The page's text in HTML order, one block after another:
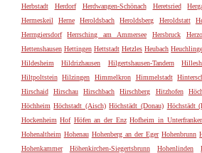
Herbstadt
Herdorf Herdwangen-Schönach Heretsried
Hermeskeil
Herne Heroldsbach Heroldsberg Heroldstatt
Herrngiersdorf
Herrsching am Ammersee Hersbruck
Hettenshausen Hettingen Hettstadt Hetzles Heubach
Hildesheim
Hildrizhausen Hilgertshausen-Tandern
Hiltpoltstein
Hilzingen Himmelkron Himmelstadt
Hirschaid
Hirschau Hirschbach Hirschberg Hitzhofen
Höchheim Höchstadt (Aisch) Höchstädt (Donau) Höchstädt
Hockenheim Hof Höfen an der Enz Hofheim in
Hohenaltheim Hohenau Hohenberg an der Eger Hohenbrunn
Hohenkammer
Höhenkirchen-Siegertsbrunn Hohenlinden